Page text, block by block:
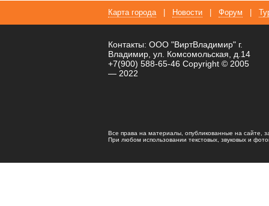
Карта города Новости Форум
Контакты: ООО "ВиртВладимир" г.
Владимир, ул. Комсомольская, д.14
+7(900) 588-65-46 Copyright © 2005
— 2022
Все права на материалы, опубликованные на сайте,
При любом использовании текстовых, звуковых и